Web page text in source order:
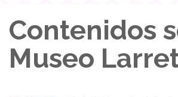
Contenidos
Museo